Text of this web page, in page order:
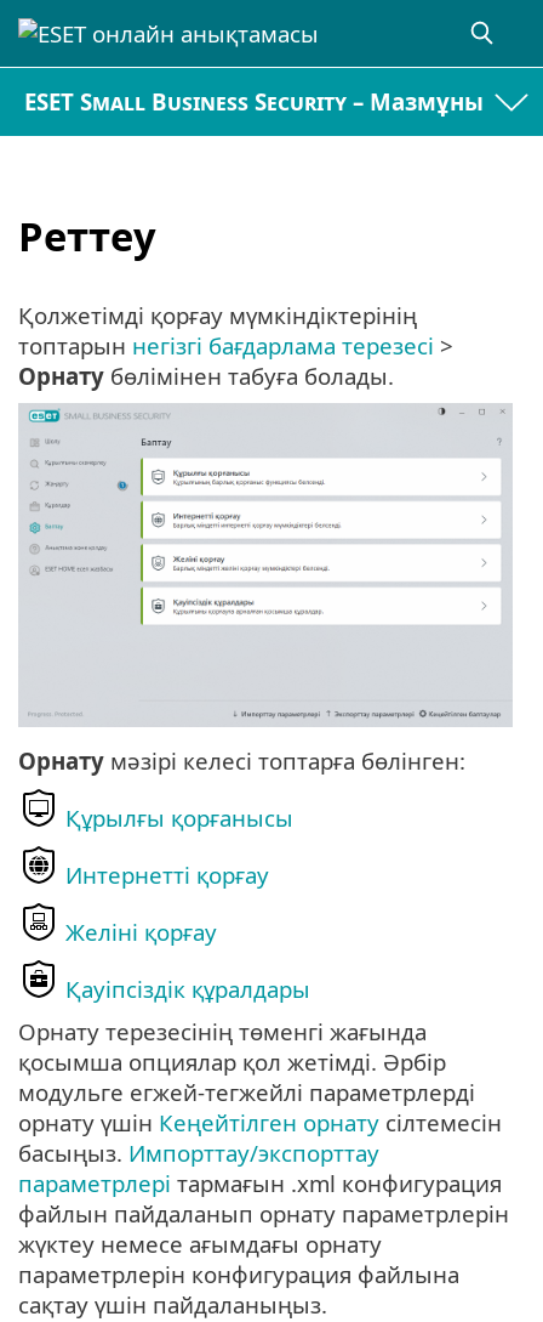
ESET Small Business Security – Мазмұны
Реттеу
Қолжетімді қорғау мүмкіндіктерінің
топтарын негізгі бағдарлама терезесі >
Орнату бөлімінен табуға болады.
Орнату мәзірі келесі топтарға бөлінген:
Құрылғы қорғанысы
Интернетті қорғау
Желіні қорғау
Қауіпсіздік құралдары
Орнату терезесінің төменгі жағында
қосымша опциялар қол жетімді. Әрбір
модульге егжей-тегжейлі параметрлерді
орнату үшін Кеңейтілген орнату сілтемесін
басыңыз. Импорттау/экспорттау
параметрлері тармағын .xml конфигурация
файлын пайдаланып орнату параметрлерін
жүктеу немесе ағымдағы орнату
параметрлерін конфигурация файлына
сақтау үшін пайдаланыңыз.